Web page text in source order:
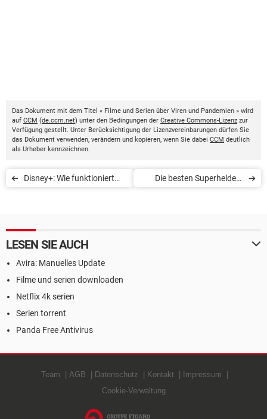
Das Dokument mit dem Titel « Filme und Serien über Viren und Pandemien » wird
auf CCM (de.ccm.net) unter den Bedingungen der Creative Commons-Lizenz zur
Verfügung gestellt. Unter Berücksichtigung der Lizenzvereinbarungen dürfen Sie
das Dokument verwenden, verändern und kopieren, wenn Sie dabei CCM deutlich
als Urheber kennzeichnen.
Disney+: Wie funktioniert
Die besten Superhelden-
LESEN SIE AUCH
Avira: Manuelles Update
Filme und serien downloaden
Netflix 4k serien
Serien torrent
Panda Free Antivirus
Team AGB Datenschutz Kontakt
Impressum
Cookie-Verwaltung